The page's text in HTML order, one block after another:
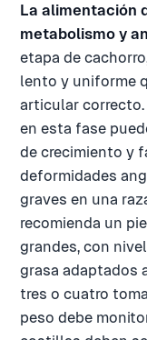
La alimentación
metabolismo y
etapa de
lento y uniforme
articular correcto.
en esta fase
de crecimiento y
deformidades
graves en una
recomienda un
grandes, con
grasa adaptados
tres o cuatro
peso debe